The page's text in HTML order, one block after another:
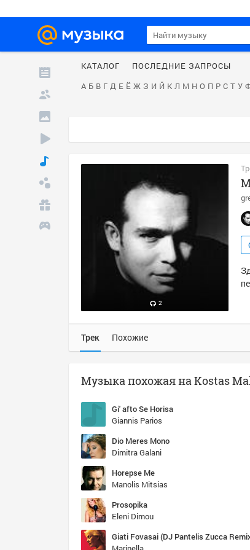
КАТАЛОГ
ПОСЛЕДНИЕ ЗАПРОСЫ
А Б В Г Д Е Ё Ж З И Й К Л М Н О П Р С Т У
2
Трек Похожие
Gi' afto Se Horisa
Giannis Parios
Dio Meres Mono
Dimitra Galani
Horepse Me
Manolis Mitsias
Prosopika
Eleni Dimou
Giati Fovasai (DJ Pantelis Zucca